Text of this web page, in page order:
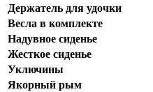
Держатель для удочки
Весла в комплекте
Надувное сиденье
Жесткое сиденье
Уключины
Якорный рым